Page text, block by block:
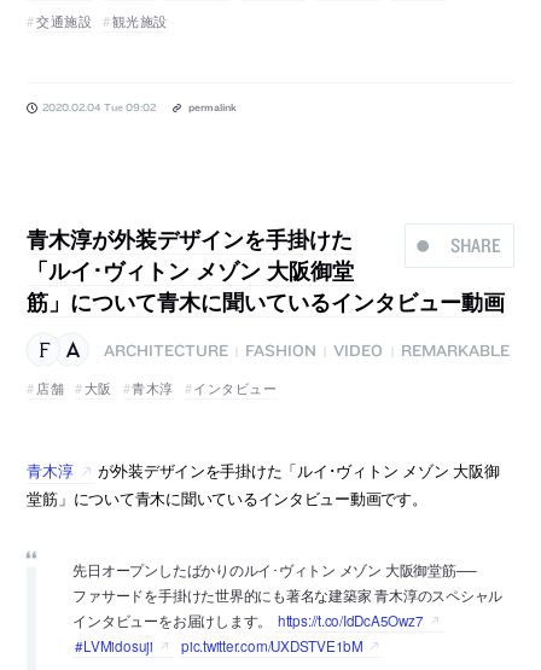
交通施設
観光施設
2020.02.04 Tue 09:02 permalink
SHARE
青木淳が外装デザインを手掛けた
「ルイ･ヴィトン メゾン 大阪御堂
筋」について青木に聞いているインタビュー動画
ARCHITECTURE FASHION VIDEO
REMARKABLE
店舗
大阪 青木淳 インタビュー
青木淳
が外装デザインを手掛けた「ルイ･ヴィトン メゾン 大阪御
堂筋」について青木に聞いているインタビュー動画です。
先日オープンしたばかりのルイ･ヴィトン メゾン 大阪御堂筋──
ファサードを手掛けた世界的にも著名な建築家 青木淳のスペシャル
インタビューをお届けします。
https://t.co/IdDcA5Owz7
#LVMidosuji
pic.twitter.com/UXDSTVE1bM